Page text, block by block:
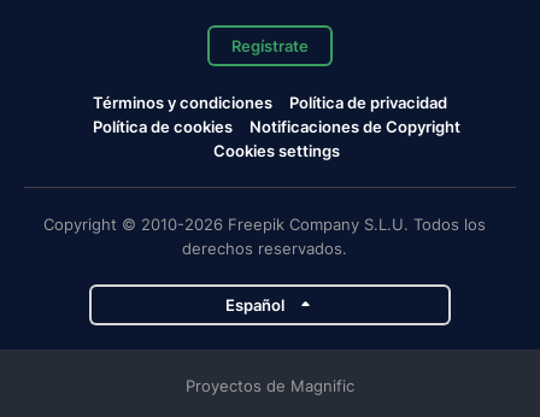
Regístrate
Términos y condiciones
Política de privacidad
Política de cookies
Notificaciones de Copyright
Cookies settings
Copyright © 2010-2026 Freepik Company S.L.U. Todos los
derechos reservados.
Español
Proyectos de Magnific